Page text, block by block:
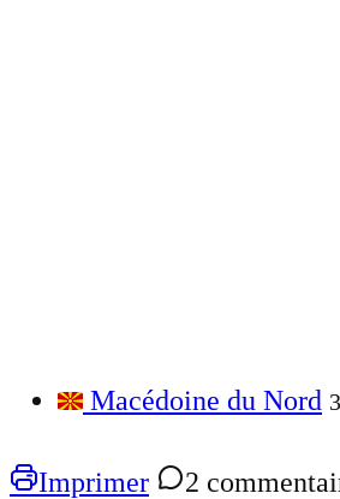
Macédoine du Nord
Imprimer
2